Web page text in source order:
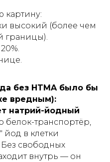
картину:
высокий (более чем
границы).
без HTMA было бы
вредным):
натрий-йодный
белок-транспортёр,
йод в клетки
свободных
внутрь — он